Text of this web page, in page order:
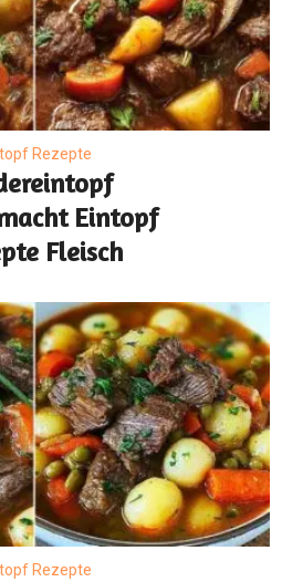
Rezepte
Eintopf
Fleisch
Rezepte